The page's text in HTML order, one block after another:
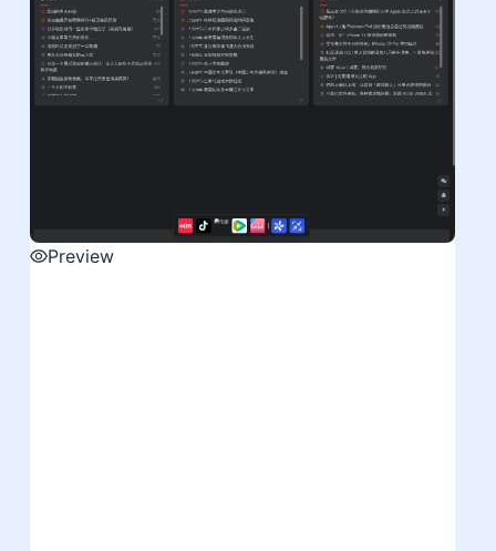
Preview